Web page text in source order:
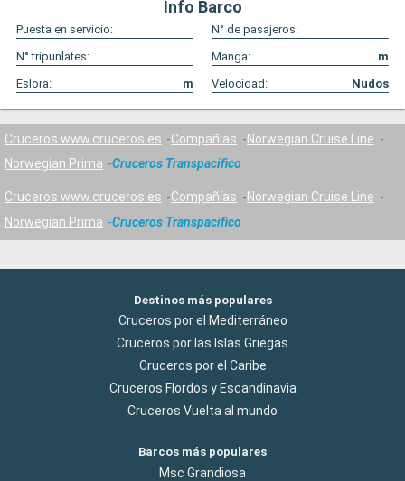
Info Barco
Puesta en servicio:
N° de pasajeros:
N° tripunlates:
Manga:
m
Eslora:
m Velocidad: Nudos
Cruceros www.cruceros.es Compañías
Norwegian Cruise Line
Norwegian Prima
Cruceros Transpacifico
Cruceros www.cruceros.es Compañías
Norwegian Cruise Line
Norwegian Prima
Cruceros Transpacifico
Destinos más populares
Cruceros por el Mediterráneo
Cruceros por las Islas Griegas
Cruceros por el Caribe
Cruceros Flordos y Escandinavia
Cruceros Vuelta al mundo
Barcos más populares
Msc Grandiosa